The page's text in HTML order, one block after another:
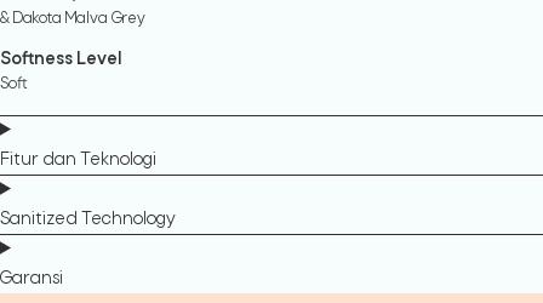
& Dakota Malva Grey
Softness Level
Soft
Fitur dan Teknologi
Sanitized Technology
Garansi